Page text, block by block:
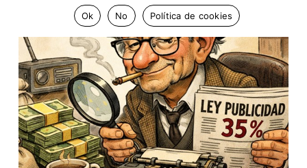
Ok
No Política de cookies